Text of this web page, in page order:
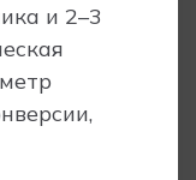
и 2–3